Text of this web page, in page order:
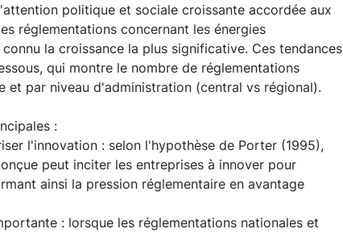
politique et sociale croissante accordée aux
réglementations concernant les énergies
la croissance la plus significative. Ces tendances
qui montre le nombre de réglementations
et par niveau d'administration (central vs régional).
:
l'innovation : selon l'hypothèse de Porter (1995),
peut inciter les entreprises à innover pour
ainsi la pression réglementaire en avantage
: lorsque les réglementations nationales et